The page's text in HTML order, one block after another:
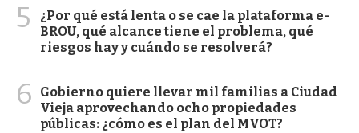
5
¿Por qué está lenta o se cae la plataforma e-
BROU, qué alcance tiene el problema, qué
riesgos hay y cuándo se resolverá?
6
Gobierno quiere llevar mil familias a Ciudad
Vieja aprovechando ocho propiedades
públicas: ¿cómo es el plan del MVOT?